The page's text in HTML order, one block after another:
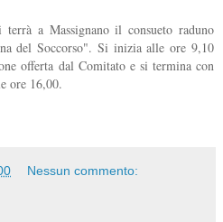
a Massignano il consueto raduno
del Soccorso". Si inizia alle ore 9,10
offerta dal Comitato e si termina con
ore 16,00.
Nessun commento: